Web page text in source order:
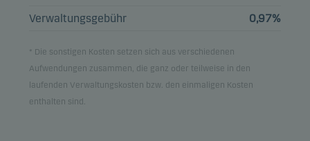
Hinweis: Alle Bestandsangaben sind um 1 Monat verzögert.
Verwaltungsgebühr 0,97%
* Die sonstigen Kosten setzen sich aus verschiedenen
Aufwendungen zusammen, die ganz oder teilweise in den
laufenden Verwaltungskosten bzw. den einmaligen Kosten
enthalten sind.